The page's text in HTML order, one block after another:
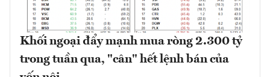
Khối ngoại đẩy mạnh mua ròng 2.300 tỷ
trong tuần qua, "cân" hết lệnh bán của